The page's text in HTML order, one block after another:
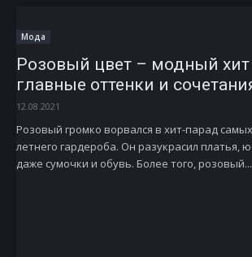
Мода
Розовый цвет – модный хит
главные оттенки и
12.08.2021
Розовый громко ворвался в хит-парад
летнего гардероба. Он разукрасил платья,
даже сумочки и обувь. Более того, розовый...